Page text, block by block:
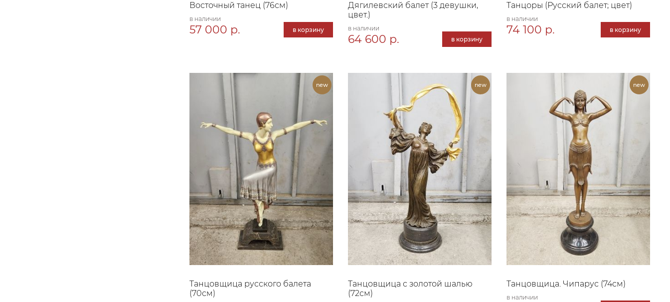
Восточный танец (76см)
в наличии
57 000 р. в корзину
Дягилевский балет (3 девушки,
цвет.)
в наличии
64 600 р. в корзину
Танцоры (Русский балет; цвет)
в наличии
74 100 р. в корзину
Танцовщица русского балета
(70см)
Танцовщица с золотой шалью
(72см)
Танцовщица. Чипарус (74см)
в наличии